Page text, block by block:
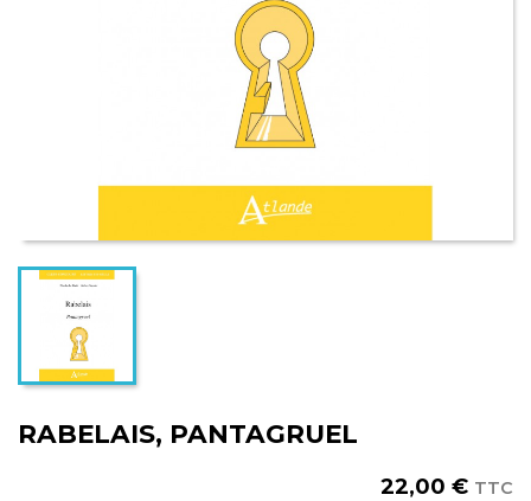
RABELAIS, PANTAGRUEL
22,00 € TTC